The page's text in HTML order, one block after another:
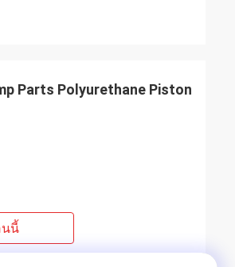
Parts Polyurethane Piston
นนี้